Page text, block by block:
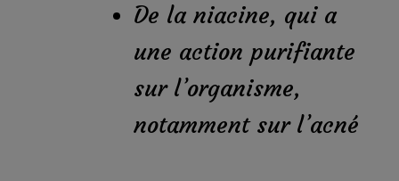
De la niacine, qui a
une action purifiante
sur l’organisme,
notamment sur l’acné